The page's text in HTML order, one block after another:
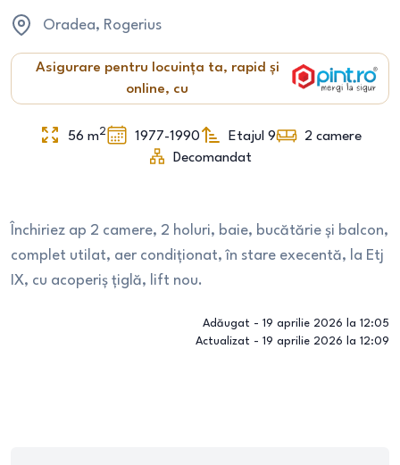
Oradea, Rogerius
Asigurare pentru locuința ta, rapid și
online, cu
56 m2 1977-1990 Etajul 9 2 camere
Decomandat
Închiriez ap 2 camere, 2 holuri, baie, bucătărie și balcon,
complet utilat, aer condiționat, în stare execentă, la Etj
IX, cu acoperiș țiglă, lift nou.
Adăugat - 19 aprilie 2026 la 12:05
Actualizat - 19 aprilie 2026 la 12:09